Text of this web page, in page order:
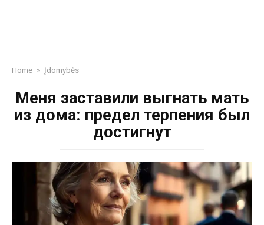
Home » Įdomybės
Меня заставили выгнать мать
из дома: предел терпения был
достигнут